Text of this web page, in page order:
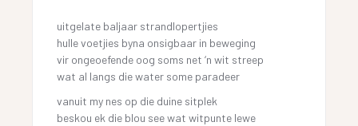
uitgelate baljaar strandlopertjies
hulle voetjies byna onsigbaar in beweging
vir ongeoefende oog soms net ‘n wit streep
wat al langs die water some paradeer
vanuit my nes op die duine sitplek
beskou ek die blou see wat witpunte lewe